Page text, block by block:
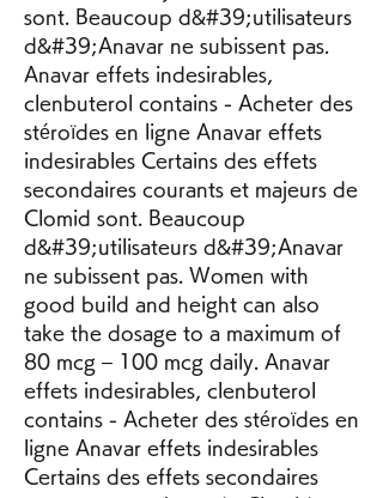
sont. Beaucoup d&#39;utilisateurs
d&#39;Anavar ne subissent pas.
Anavar effets indesirables,
clenbuterol contains - Acheter des
stéroïdes en ligne Anavar effets
indesirables Certains des effets
secondaires courants et majeurs de
Clomid sont. Beaucoup
d&#39;utilisateurs d&#39;Anavar
ne subissent pas. Women with
good build and height can also
take the dosage to a maximum of
80 mcg – 100 mcg daily. Anavar
effets indesirables, clenbuterol
contains - Acheter des stéroïdes en
ligne Anavar effets indesirables
Certains des effets secondaires